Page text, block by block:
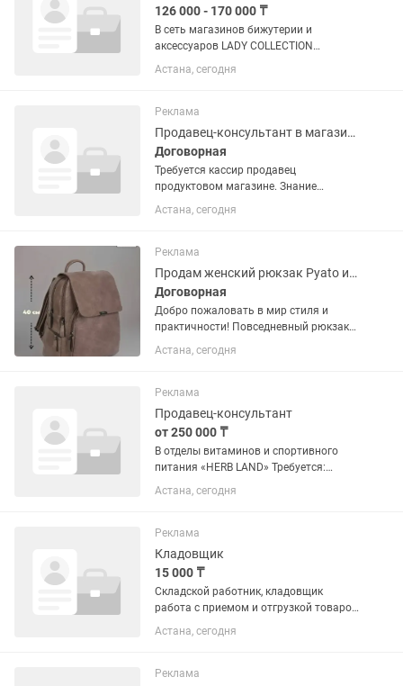
126 000 - 170 000 ₸
В сеть магазинов бижутерии и
аксессуаров LADY COLLECTION
требуется: 📌Продавец-кассир 📍ТРЦ
Keruen City 💰Зарплата:
с 09:30 до 22:00 🗒Условия:
Официальное...
Астана, сегодня
Реклама
Продавец-консультант в магазине
Договорная
Требуется кассир продавец
продуктовом магазине. Знание
программы Умаг, выставление товара
на витрину. Приятная, добрая,
шустрая девушка требуется . График
5/1 с 8:00...
Астана, сегодня
Реклама
Продам женский рюкзак Pyato из экокожи
Договорная
Добро пожаловать в мир стиля и
практичности! Повседневный рюкзак
размером 40х30х15 см- настоящая
новинка, которая не оставит
тактильно приятная экокожа не
только...
Астана, сегодня
Реклама
Продавец-консультант
от 250 000 ₸
В отделы витаминов и спортивного
питания «HERB LAND» Требуется:
продавец-консультант, девушка, от 20
до 35 лет З/П: от 250.000, выход + % от
проводим обучение...
Астана, сегодня
Реклама
Кладовщик
15 000 ₸
Складской работник, кладовщик
работа с приемом и отгрузкой товаров,
и умение работать с ТСД. Требования:
Работа для мужчин!!!
Возраст от 20 до 40 лет Не студент,...
Астана, сегодня
Реклама